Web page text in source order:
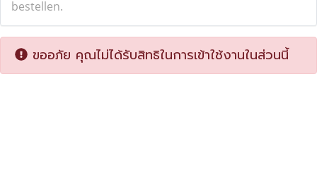
bestellen.
ขออภัย คุณไม่ได้รับสิทธิในการเข้าใช้งานในส่วนนี้